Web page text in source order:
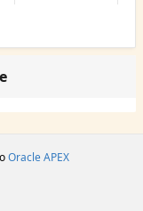
Oracle APEX